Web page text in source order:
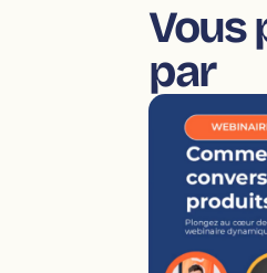
Vous
par